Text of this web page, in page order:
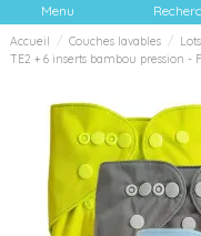
Menu
Accueil Couches lavables
TE2 + 6 inserts bambou pression -